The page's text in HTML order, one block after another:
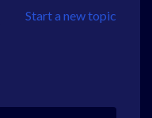
Start a new topic